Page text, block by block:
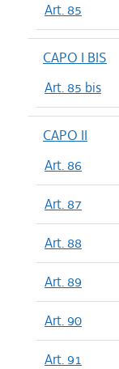
Art. 85
CAPO I BIS
Art. 85 bis
CAPO II
Art. 86
Art. 87
Art. 88
Art. 89
Art. 90
Art. 91